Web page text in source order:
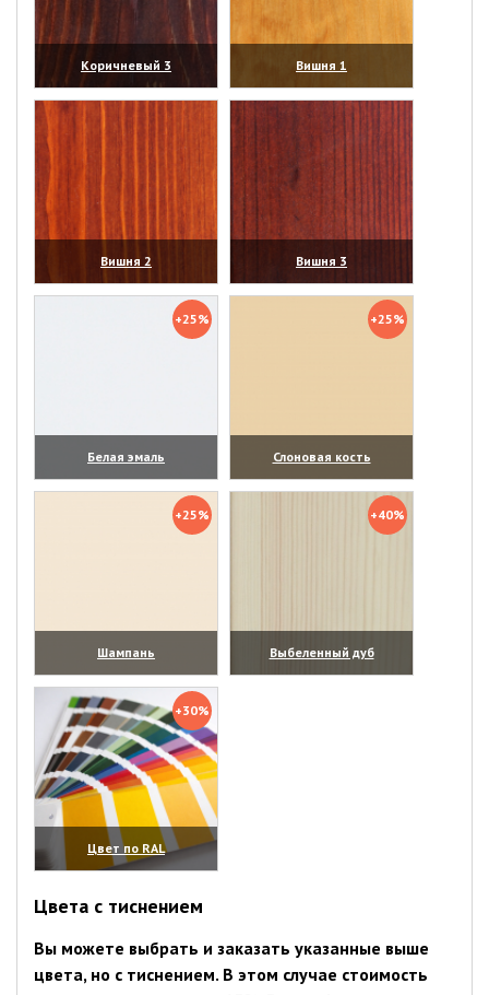
Коричневый 3
(увеличить)
Вишня 1
(увеличить)
Вишня 2
(увеличить)
Вишня 3
(увеличить)
+25%
Белая эмаль
(увеличить)
+25%
Слоновая кость
(увеличить)
+25%
Шампань
(увеличить)
+40%
Выбеленный дуб
(увеличить)
+30%
Цвет по RAL
(увеличить)
Цвета с тиснением
Вы можете выбрать и заказать указанные выше
цвета, но с тиснением. В этом случае стоимость